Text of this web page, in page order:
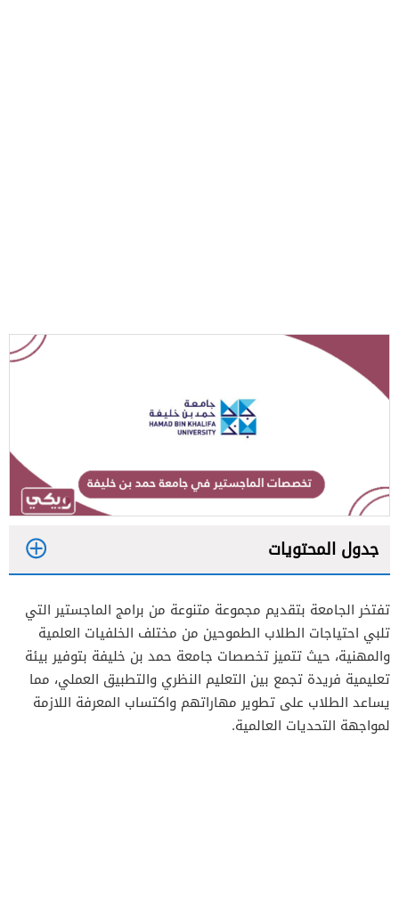
جدول المحتويات
تفتخر الجامعة بتقديم مجموعة متنوعة من برامج الماجستير التي
تلبي احتياجات الطلاب الطموحين من مختلف الخلفيات العلمية
والمهنية، حيث تتميز تخصصات جامعة حمد بن خليفة بتوفير بيئة
تعليمية فريدة تجمع بين التعليم النظري والتطبيق العملي، مما
يساعد الطلاب على تطوير مهاراتهم واكتساب المعرفة اللازمة
لمواجهة التحديات العالمية.